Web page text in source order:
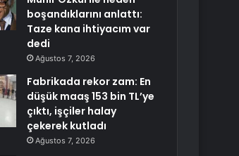
boşandıklarını anlattı:
Taze kana ihtiyacım var
dedi
Ağustos 7, 2026
Fabrikada rekor zam: En
düşük maaş 153 bin TL’ye
çıktı, işçiler halay
çekerek kutladı
Ağustos 7, 2026